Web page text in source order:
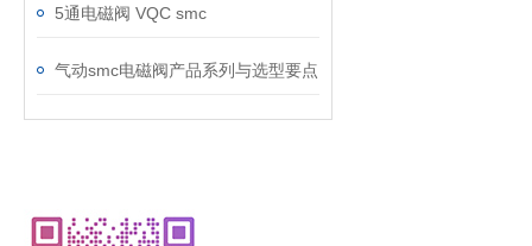
5通电磁阀 VQC smc
气动smc电磁阀产品系列与选型要点